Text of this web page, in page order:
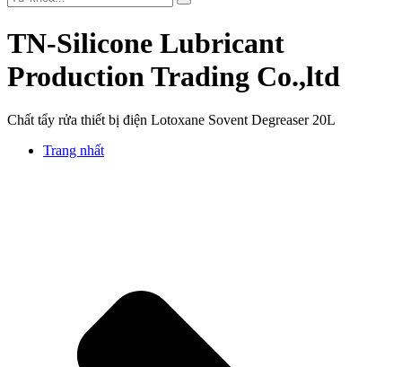
TN-Silicone Lubricant
Production Trading Co.,ltd
Chất tẩy rửa thiết bị điện Lotoxane Sovent Degreaser 20L
Trang nhất